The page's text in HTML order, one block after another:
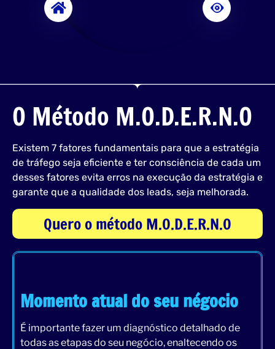
O Método M.O.D.E.R.N.O
Existem 7 fatores fundamentais para que a estratégia
de tráfego seja eficiente e ter consciência de cada um
desses fatores evita erros na execução da estratégia e
garante que a qualidade dos leads, seja melhorada.
Quero o método M.O.D.E.R.N.O
Momento atual do seu négocio
É importante fazer um diagnóstico detalhado de
todas as etapas do seu negócio, enaltecendo os